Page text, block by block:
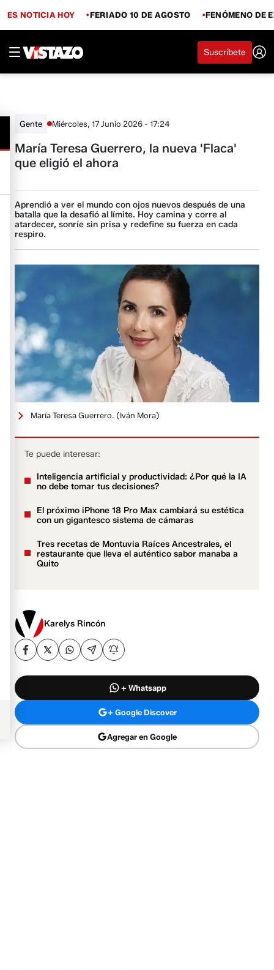
ES NOTICIA HOY FERIADO 10 DE AGOSTO FENÓMENO DE
Suscríbete
Gente Miércoles, 17 Junio 2026 - 17:24
María Teresa Guerrero, la nueva 'Flaca'
que eligió el ahora
Aprendió a ver el mundo con ojos nuevos después de una
batalla que la desafió al límite. Hoy camina y corre al
atardecer, sonríe sin prisa y redefine su fuerza en cada
respiro.
María Teresa Guerrero. (Iván Mora)
Te puede interesar:
Inteligencia artificial y productividad: ¿Por qué la IA
no debe tomar tus decisiones?
El próximo iPhone 18 Pro Max cambiará su estética
con un gigantesco sistema de cámaras
Tres recetas de Montuvia Raíces Ancestrales, el
restaurante que lleva el auténtico sabor manaba a
Quito
Karelys Rincón
+ Whatsapp
+ Google Discover
Agregar en Google